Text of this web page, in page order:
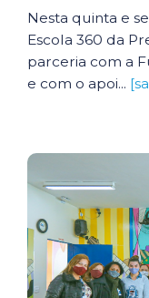
Nesta quinta e
Escola 360 da
parceria com a
e com o apoi...